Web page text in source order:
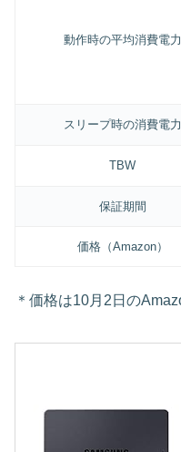
動作時の平均消費電力
スリープ時の消費電力
TBW
保証期間
価格（Amazon）
＊価格は10月2日の